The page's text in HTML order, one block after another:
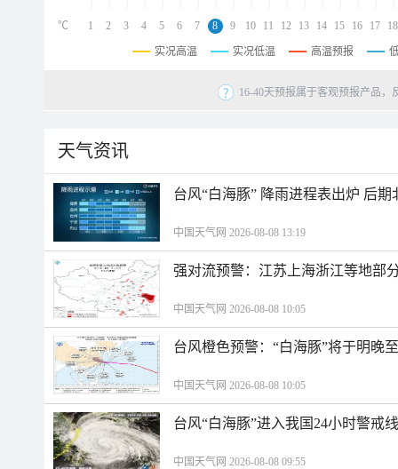
1 2 3 4 5 6 7 8 9 10 11 12 13 14 15 16 17 18
℃
实况高温 实况低温 高温预报
16-40天预报属于客观预报产品
天气资讯
台风“白海豚” 降雨进程表出炉 后
中国天气网 2026-08-08 13:19
强对流预警：江苏上海浙江等地部
中国天气网 2026-08-08 10:05
台风橙色预警：“白海豚”将于明晚
中国天气网 2026-08-08 10:05
台风“白海豚”进入我国24小时警戒
中国天气网 2026-08-08 09:55